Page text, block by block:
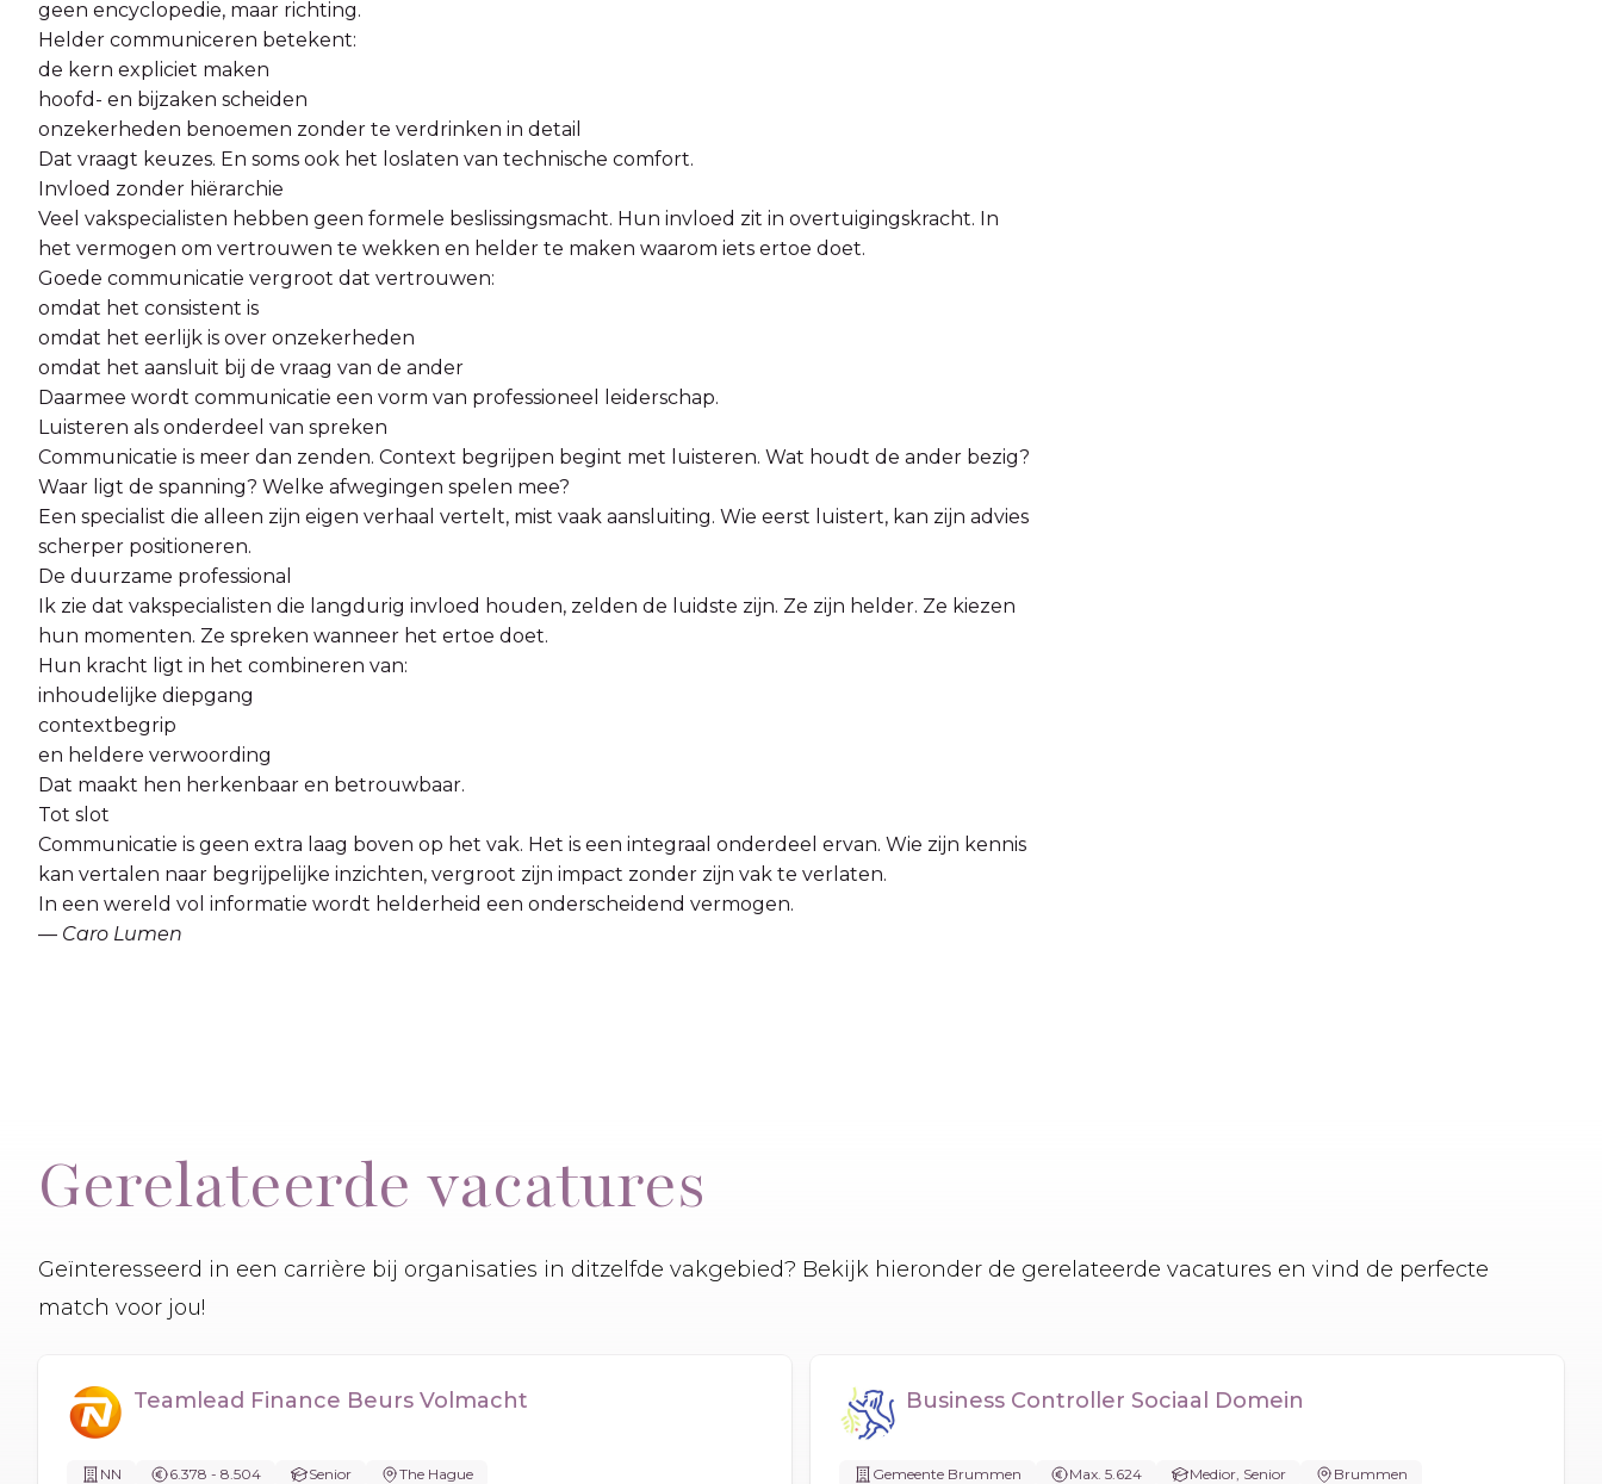
geen encyclopedie, maar richting.
Helder communiceren betekent:
de kern expliciet maken
hoofd- en bijzaken scheiden
onzekerheden benoemen zonder te verdrinken in detail
Dat vraagt keuzes. En soms ook het loslaten van technische comfort.
Invloed zonder hiërarchie
Veel vakspecialisten hebben geen formele beslissingsmacht. Hun invloed zit in overtuigingskracht. In
het vermogen om vertrouwen te wekken en helder te maken waarom iets ertoe doet.
Goede communicatie vergroot dat vertrouwen:
omdat het consistent is
omdat het eerlijk is over onzekerheden
omdat het aansluit bij de vraag van de ander
Daarmee wordt communicatie een vorm van professioneel leiderschap.
Luisteren als onderdeel van spreken
Communicatie is meer dan zenden. Context begrijpen begint met luisteren. Wat houdt de ander bezig?
Waar ligt de spanning? Welke afwegingen spelen mee?
Een specialist die alleen zijn eigen verhaal vertelt, mist vaak aansluiting. Wie eerst luistert, kan zijn advies
scherper positioneren.
De duurzame professional
Ik zie dat vakspecialisten die langdurig invloed houden, zelden de luidste zijn. Ze zijn helder. Ze kiezen
hun momenten. Ze spreken wanneer het ertoe doet.
Hun kracht ligt in het combineren van:
inhoudelijke diepgang
contextbegrip
en heldere verwoording
Dat maakt hen herkenbaar en betrouwbaar.
Tot slot
Communicatie is geen extra laag boven op het vak. Het is een integraal onderdeel ervan. Wie zijn kennis
kan vertalen naar begrijpelijke inzichten, vergroot zijn impact zonder zijn vak te verlaten.
In een wereld vol informatie wordt helderheid een onderscheidend vermogen.
— Caro Lumen
Gerelateerde vacatures
Geïnteresseerd in een carrière bij organisaties in ditzelfde vakgebied? Bekijk hieronder de gerelateerde vacatures en vind de perfecte
match voor jou!
Teamlead Finance Beurs Volmacht
NN 6.378 - 8.504 Senior The Hague
Business Controller Sociaal Domein
Gemeente Brummen Max. 5.624 Medior, Senior Brummen